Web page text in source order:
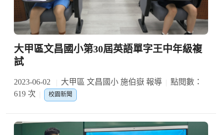
大甲區文昌國小第30屆英語單字王中年級複
試
2023-06-02 大甲區 文昌國小 施伯嶽 報導
點閱數：
619 次
校園新聞